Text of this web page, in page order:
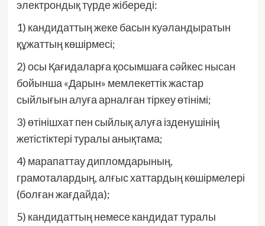
электрондық түрде жібереді:
1) кандидаттың жеке басын куәландыратын
құжаттың көшірмесі;
2) осы Қағидаларға қосымшаға сәйкес нысан
бойынша «Дарын» мемлекеттік жастар
сыйлығын алуға арналған тіркеу өтінімі;
3) өтінішхат пен сыйлық алуға ізденушінің
жетістіктері туралы анықтама;
4) марапаттау дипломдарының,
грамоталардың, алғыс хаттардың көшірмелері
(болған жағдайда);
5) кандидаттың немесе кандидат туралы